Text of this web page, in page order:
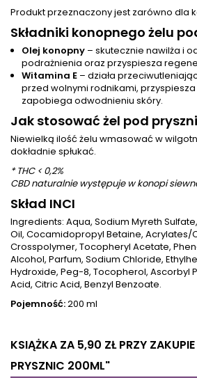
Produkt przeznaczony jest zarówno dla
Składniki konopnego żelu
Olej konopny – skutecznie nawilża i
podrażnienia oraz przyspiesza
Witamina E – działa
przed wolnymi rodnikami,
zapobiega odwodnieniu skóry.
Jak stosować żel pod
Niewielką ilość żelu wmasować w
dokładnie spłukać.
* THC < 0,2%
CBD naturalnie występuje w konopi
Skład INCI
Ingredients: Aqua, Sodium Myreth
Oil, Cocamidopropyl Betaine, Acrylates/
Crosspolymer, Tocopheryl Acetate,
Alcohol, Parfum, Sodium Chloride,
Hydroxide, Peg-8, Tocopherol, Ascorbyl
Acid, Citric Acid, Benzyl Benzoate.
Pojemność:200 ml
KSIĄŻKA ZA 5,90 ZŁPRZY
PRYSZNIC 200ML"